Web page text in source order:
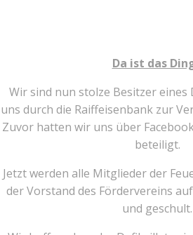
Da ist das
Wir sind nun stolze Besitzer
uns durch die Raiffeisenbank zur
Zuvor hatten wir uns über
beteiligt.
Jetzt werden alle Mitglieder der
der Vorstand des Fördervereins
und geschult.